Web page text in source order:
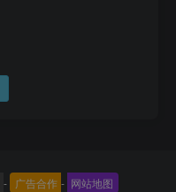
- 广告合作 - 网站地图